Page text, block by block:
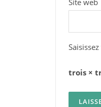
Site web
trois ×